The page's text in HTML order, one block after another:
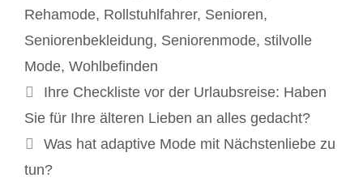
Rehamode, Rollstuhlfahrer, Senioren,
Seniorenbekleidung, Seniorenmode, stilvolle
Mode, Wohlbefinden
Beitrags-
Navigation
Ihre Checkliste vor der Urlaubsreise: Haben
Sie für Ihre älteren Lieben an alles gedacht?
Was hat adaptive Mode mit Nächstenliebe zu
tun?